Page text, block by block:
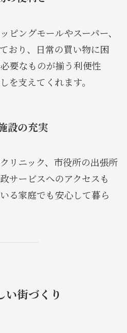
ピングモールやスーパー、
おり、日常の買い物に困
要なものが揃う利便性
を支えてくれます。
設の充実
リニック、市役所の出張所
サービスへのアクセスも
る家庭でも安心して暮ら
い街づくり